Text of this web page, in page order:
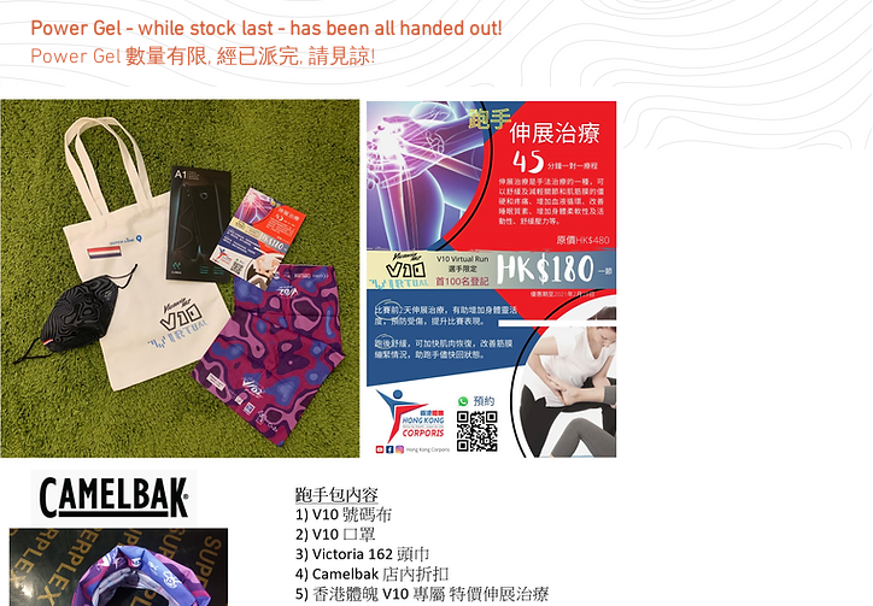
Power Gel - while stock last - has been all handed out!
Power Gel 數量有限, 經已派完, 請見諒!